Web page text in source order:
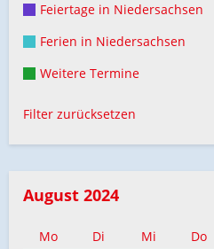
Feiertage in Niedersachsen
Ferien in Niedersachsen
Weitere Termine
Filter zurücksetzen
August 2024
Mo Di Mi Do